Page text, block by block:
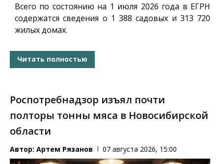
Всего по состоянию на 1 июля 2026 года в ЕГРН
содержатся сведения о 1 388 садовых и 313 720
жилых домах.
Читать полностью
Роспотребнадзор изъял почти
полторы тонны мяса в Новосибирской
области
Автор: Артем Рязанов 07 августа 2026, 15:00